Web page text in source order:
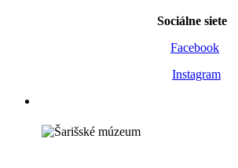
Sociálne siete
Facebook
Instagram